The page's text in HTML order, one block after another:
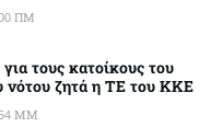
ΠΜ
τους κατοίκους του
νότου ζητά η ΤΕ του ΚΚΕ
ΜΜ